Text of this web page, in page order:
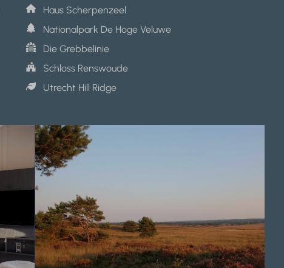
Haus Scherpenzeel
Nationalpark De Hoge Veluwe
Die Grebbelinie
Schloss Renswoude
Utrecht Hill Ridge